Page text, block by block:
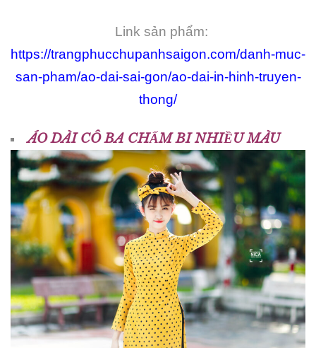
Link sản phẩm:
https://trangphucchupanhsaigon.com/danh-muc-
san-pham/ao-dai-sai-gon/ao-dai-in-hinh-truyen-
thong/
ÁO DÀI CÔ BA CHẤM BI NHIỀU MÀU